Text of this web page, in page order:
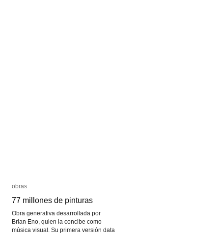
obras
77 millones de pinturas
Obra generativa desarrollada por
Brian Eno, quien la concibe como
música visual. Su primera versión data
obras
77 millones de pinturas